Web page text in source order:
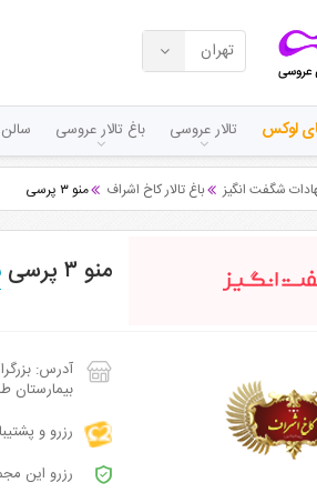
تهران
لوکس تالار عروسی باغ تالار عروسی
شگفت انگیز باغ تالار کاخ اشراف منو ۳ پرسی
منو ۳ پرسی
آدرس:
رزرو و
رزرو این